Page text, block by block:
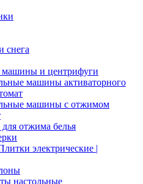
снега
и центрифуги
машины активаторного
машины с отжимом
отжима белья
электрические |
настольные